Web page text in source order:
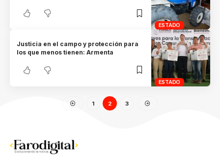
ESTADO
ESTADO
Justicia en el campo y protección para
los que menos tienen: Armenta
1 2 3